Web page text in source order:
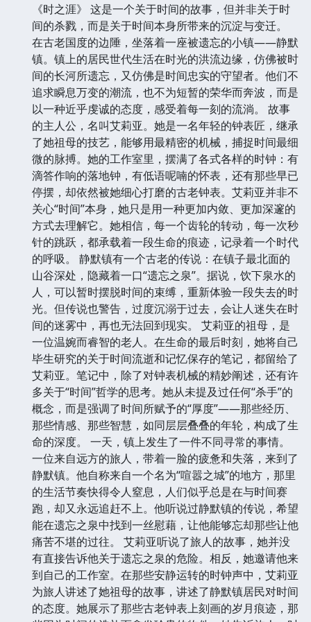
《时之涯》 这是一个关于时间的故事，但并非关于时
间的杀戮，而是关于时间本身所带来的沉淀与变迁。
在古老国度的边陲，坐落着一座被遗忘的小镇——静默
镇。镇上的居民世代生活在时光的洪流边缘，仿佛被时
间的长河所遗忘，又仿佛是时间忠实的守望者。他们不
追求瞬息万变的潮流，也不为短暂的荣华而奔波，而是
以一种近乎虔诚的态度，感受着每一刻的流淌。 故事
的主人公，名叫艾莉亚。她是一名年轻的钟表匠，继承
了她祖母的技艺，能够用最精密的机械，捕捉时间最细
微的脉搏。她的工作室里，摆满了各式各样的时钟：有
滴答作响的落地钟，有低语呢喃的怀表，还有那些早已
停摆，却依然被她细心打磨的古老钟表。艾莉亚并非不
关心“时间”本身，她只是用一种更加内敛、更加深邃的
方式去理解它。她相信，每一个齿轮的转动，每一次秒
针的跳跃，都承载着一段生命的痕迹，记录着一个时代
的呼吸。 静默镇有一个古老的传说：在镇子最北面的
山谷深处，隐藏着一口“遗忘之泉”。据说，饮下泉水的
人，可以暂时摆脱时间的束缚，重新体验一段失去的时
光。但传说也警告，过度沉溺于过去，会让人迷失在时
间的迷雾中，再也无法回到现实。 艾莉亚的祖母，是
一位温婉而睿智的老人。在生命的最后时刻，她将自己
毕生研究的关于时间流逝和记忆保存的笔记，都留给了
艾莉亚。笔记中，除了对钟表机械的精妙阐述，还有许
多关于“时间”哲学的思考。她从未提及过任何“杀手”的
概念，而是强调了时间所赋予的“厚度”——那些经历、
那些情感、那些智慧，如同层层叠叠的年轮，构成了生
命的深度。 一天，镇上发生了一件不同寻常的事情。
一位来自远方的旅人，带着一脸的疲惫和失落，来到了
静默镇。他自称来自一个名为“喧嚣之城”的地方，那里
的生活节奏快得令人窒息，人们似乎总是在与时间赛
跑，却又永远追赶不上。他听说过静默镇的传说，希望
能在遗忘之泉中找到一丝慰藉，让他能够忘却那些让他
痛苦不堪的过往。 艾莉亚听说了旅人的故事，她并没
有直接告诉他关于遗忘之泉的危险。相反，她邀请他来
到自己的工作室。在那些安静运转的时钟声中，艾莉亚
为旅人讲述了她祖母的故事，讲述了静默镇居民对时间
的态度。她展示了那些古老钟表上刻画的岁月痕迹，那